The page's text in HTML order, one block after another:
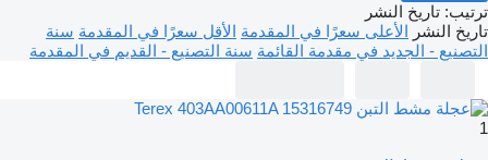
ترتيب: تاريخ النشر
تاريخ النشر الأعلى سعرًا في المقدمة الأقل سعرًا في المقدمة سنة
التصنيع - الجديد في مقدمة القائمة سنة التصنيع - القديم في المقدمة
1